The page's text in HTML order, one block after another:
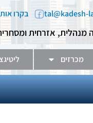
בקרו
מנהלית, אזרחית ומסחרית
מכרזים